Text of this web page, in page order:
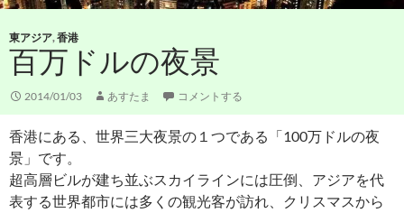
東アジア,香港
百万ドルの夜景
2014/01/03 あすたま コメントする
香港にある、世界三大夜景の１つである「100万ドルの夜
景」です。
超高層ビルが建ち並ぶスカイラインには圧倒、アジアを代
表する世界都市には多くの観光客が訪れ、クリスマスから